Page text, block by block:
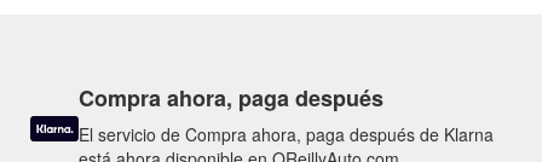
Compra ahora, paga después
El servicio de Compra ahora, paga después de Klarna